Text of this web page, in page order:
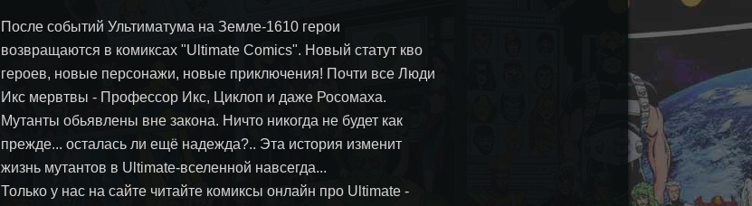
После событий Ультиматума на Земле-1610 герои
возвращаются в комиксах "Ultimate Comics". Новый статут кво
героев, новые персонажи, новые приключения! Почти все Люди
Икс мервтвы - Профессор Икс, Циклоп и даже Росомаха.
Мутанты обьявлены вне закона. Ничто никогда не будет как
прежде... осталась ли ещё надежда?.. Эта история изменит
жизнь мутантов в Ultimate-вселенной навсегда...
Только у нас на сайте читайте комиксы онлайн про Ultimate -